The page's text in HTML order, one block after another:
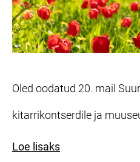
Oled oodatud 20. mail
kitarrikontserdile ja
Loe lisaks